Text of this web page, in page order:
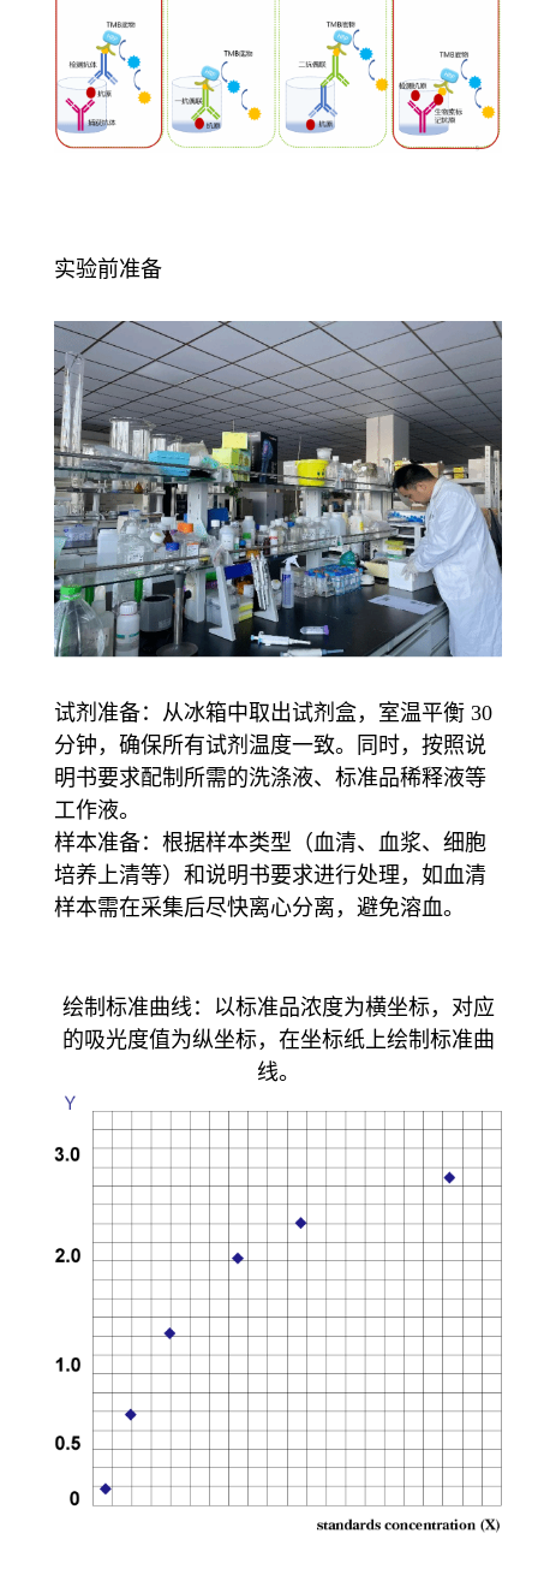
实验前准备
试剂准备：从冰箱中取出试剂盒，室温平衡 30
分钟，确保所有试剂温度一致。同时，按照说
明书要求配制所需的洗涤液、标准品稀释液等
工作液。
样本准备：根据样本类型（血清、血浆、细胞
培养上清等）和说明书要求进行处理，如血清
样本需在采集后尽快离心分离，避免溶血。
绘制标准曲线：以标准品浓度为横坐标，对应
的吸光度值为纵坐标，在坐标纸上绘制标准曲
线。